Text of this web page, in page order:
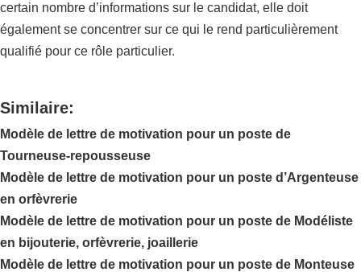
certain nombre d’informations sur le candidat, elle doit
également se concentrer sur ce qui le rend particulièrement
qualifié pour ce rôle particulier.
Similaire:
Modèle de lettre de motivation pour un poste de
Tourneuse-repousseuse
Modèle de lettre de motivation pour un poste d’Argenteuse
en orfèvrerie
Modèle de lettre de motivation pour un poste de Modéliste
en bijouterie, orfèvrerie, joaillerie
Modèle de lettre de motivation pour un poste de Monteuse